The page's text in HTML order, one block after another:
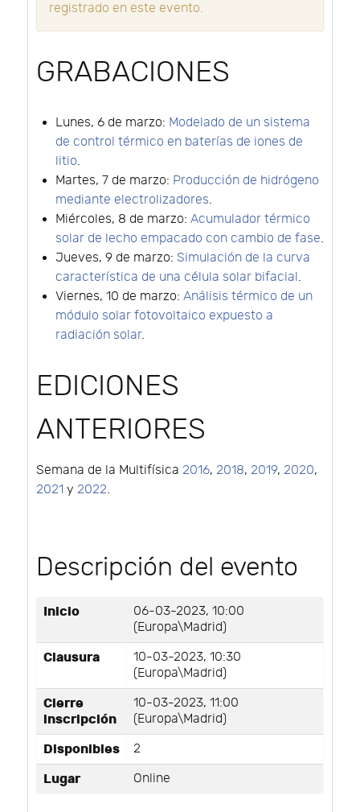
registrado en este evento.
GRABACIONES
Lunes, 6 de marzo: Modelado de un sistema
de control térmico en baterías de iones de
litio.
Martes, 7 de marzo: Producción de hidrógeno
mediante electrolizadores.
Miércoles, 8 de marzo: Acumulador térmico
solar de lecho empacado con cambio de fase.
Jueves, 9 de marzo: Simulación de la curva
característica de una célula solar bifacial.
Viernes, 10 de marzo: Análisis térmico de un
módulo solar fotovoltaico expuesto a
radiación solar.
EDICIONES
ANTERIORES
Semana de la Multifísica 2016, 2018, 2019, 2020,
2021 y 2022.
Descripción del evento
Inicio
06-03-2023, 10:00
(Europa\Madrid)
Clausura
10-03-2023, 10:30
(Europa\Madrid)
Cierre
inscripción
10-03-2023, 11:00
(Europa\Madrid)
Disponibles 2
Lugar Online